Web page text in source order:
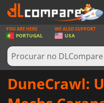
JOGOS
GAME CARDS
SOFTWARE
YOU ARE HERE
PORTUGAL
WE ALSO SUPPORT
USA
DuneCrawl: